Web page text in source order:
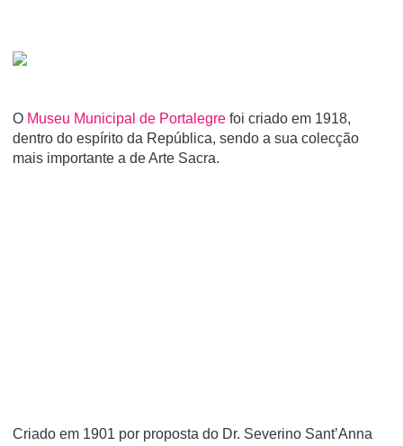
O Museu Municipal de Portalegre foi criado em 1918,
dentro do espí­rito da República, sendo a sua colecção
mais importante a de Arte Sacra.
Criado em 1901 por proposta do Dr. Severino Sant’Anna